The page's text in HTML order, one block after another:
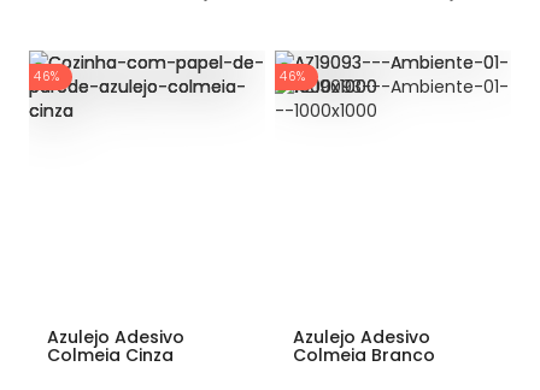
46%
Azulejo Adesivo
Colmeia Cinza
46%
Azulejo Adesivo
Colmeia Branco